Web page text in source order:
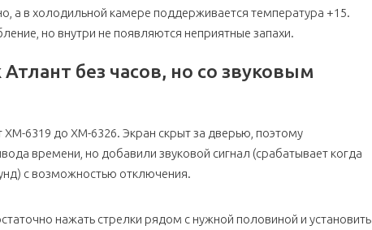
а в холодильной камере поддерживается температура +15.
но внутри не появляются неприятные запахи.
без часов, но со звуковым
ХМ-6319 до ХМ-6326. Экран скрыт за дверью, поэтому
времени, но добавили звуковой сигнал (срабатывает когда
с возможностью отключения.
нажать стрелки рядом с нужной половиной и установить